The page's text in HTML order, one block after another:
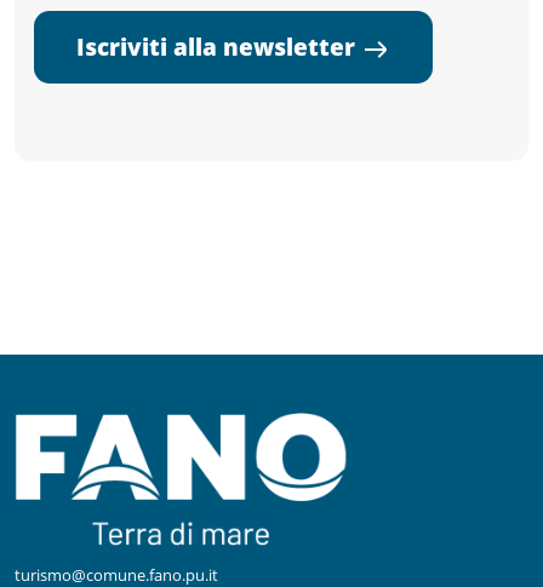
Iscriviti alla newsletter
turismo@comune.fano.pu.it